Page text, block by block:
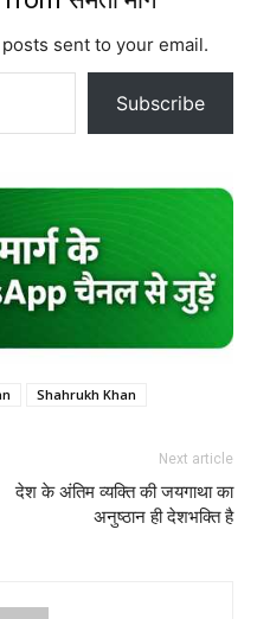
sent to your email.
Subscribe
Shahrukh Khan
Next article
देश के अंतिम व्यक्ति की जयगाथा का
अनुष्ठान ही देशभक्ति है